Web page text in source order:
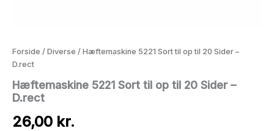
Forside / Diverse / Hæftemaskine 5221 Sort til op til 20 Sider –
D.rect
Hæftemaskine 5221 Sort til op til 20 Sider –
D.rect
26,00 kr.